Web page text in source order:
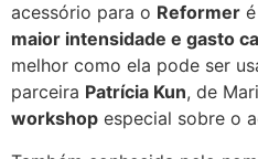
acessório para o Reformer é
maior intensidade e gasto
melhor como ela pode ser
parceira Patrícia Kun, de
workshop especial sobre o